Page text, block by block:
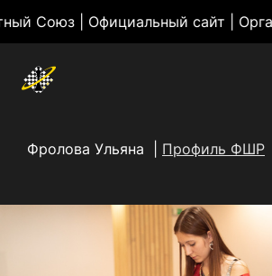
| Официальный сайт |
Фролова Ульяна | Профиль ФШР